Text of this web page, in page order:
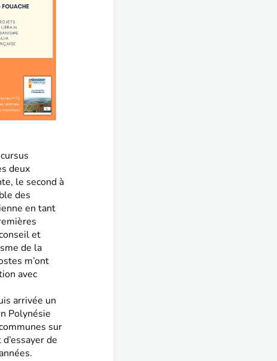
deux
le second à
des
en tant
et
de la
m’ont
avec
arrivée un
Polynésie
sur
de